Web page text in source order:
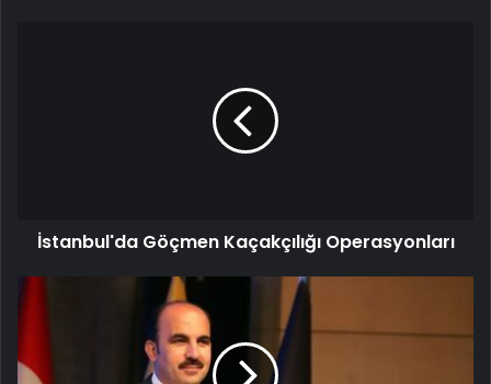
İstanbul'da Göçmen Kaçakçılığı Operasyonları